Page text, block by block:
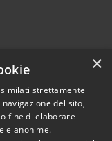
© 2026 • Comune di
Padovana • Powered
•
×
strettamente
del sito,
fine di elaborare
e anonime.